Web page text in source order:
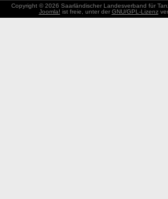
Copyright © 2026 Saarländischer Landesverband für
Joomla! ist freie, unter der GNU/GPL-Lizenz